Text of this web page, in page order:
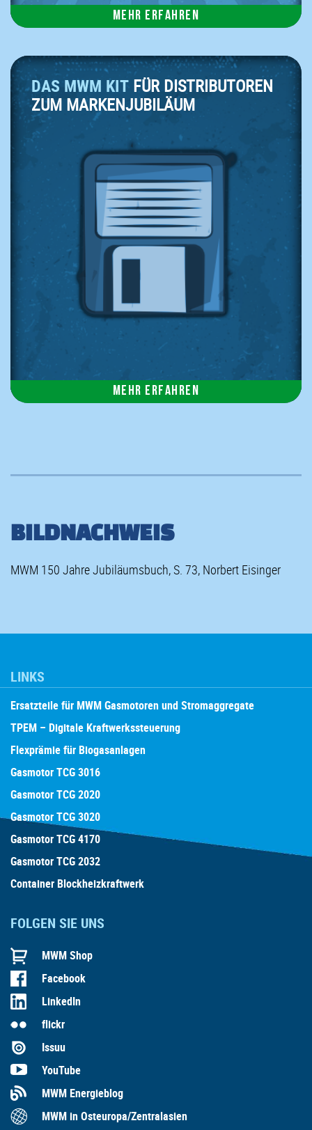
Mehr erfahren
DAS MWM KIT FÜR DISTRIBUTOREN
ZUM MARKENJUBILÄUM
Mehr erfahren
BILDNACHWEIS
MWM 150 Jahre Jubiläumsbuch, S. 73, Norbert Eisinger
LINKS
Ersatzteile für MWM Gasmotoren und Stromaggregate
TPEM – Digitale Kraftwerkssteuerung
Flexprämie für Biogasanlagen
Gasmotor TCG 3016
Gasmotor TCG 2020
Gasmotor TCG 3020
Gasmotor TCG 4170
Gasmotor TCG 2032
Container Blockheizkraftwerk
FOLGEN SIE UNS
MWM Shop
Facebook
LinkedIn
flickr
Issuu
YouTube
MWM Energieblog
MWM in Osteuropa/Zentralasien